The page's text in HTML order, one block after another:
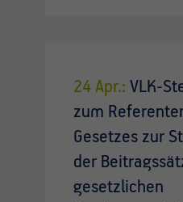
24 Apr.: VLK-
zum
Gesetzes zur
der
gesetzlichen